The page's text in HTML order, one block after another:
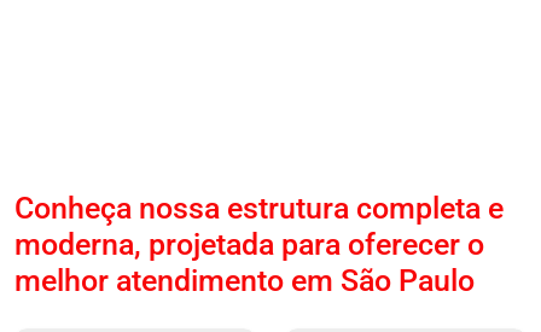
Conheça nossa estrutura completa e
moderna, projetada para oferecer o
melhor atendimento em São Paulo